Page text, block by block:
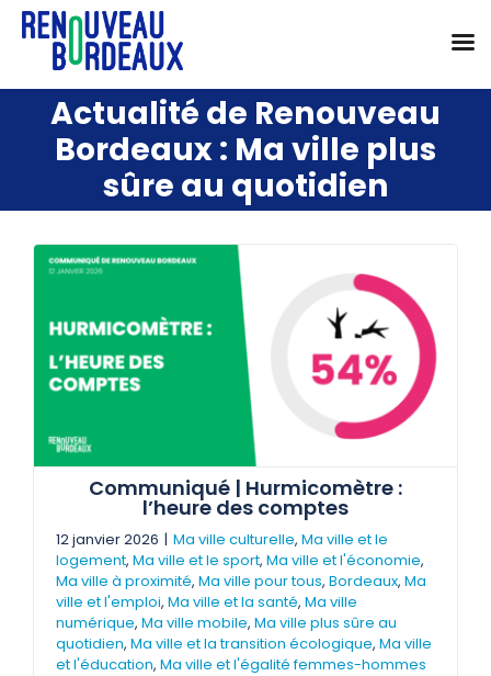
contenu
Ma ville plus
sûre au quotidien
Communiqué | Hurmicomètre :
l’heure des comptes
12 janvier 2026 | Ma ville culturelle, Ma ville et le
logement, Ma ville et le sport, Ma ville et l'économie,
Ma ville à proximité, Ma ville pour tous, Bordeaux, Ma
ville et l'emploi, Ma ville et la santé, Ma ville
numérique, Ma ville mobile, Ma ville plus sûre au
quotidien, Ma ville et la transition écologique, Ma ville
et l'éducation, Ma ville et l'égalité femmes-hommes